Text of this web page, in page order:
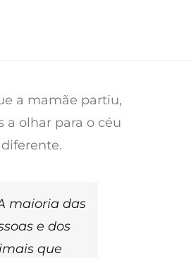
a mamãe partiu,
a olhar para o céu
maioria das
e dos
que